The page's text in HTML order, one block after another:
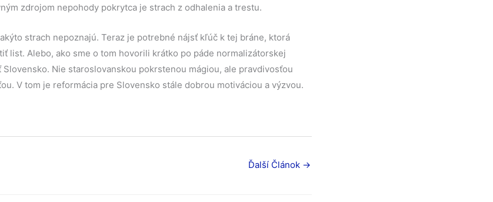
zdrojom nepohody pokrytca je strach z odhalenia a trestu.
strach nepoznajú. Teraz je potrebné nájsť kľúč k tej bráne, ktorá
list. Alebo, ako sme o tom hovorili krátko po páde normalizátorskej
Nie staroslovanskou pokrstenou mágiou, ale pravdivosťou
V tom je reformácia pre Slovensko stále dobrou motiváciou a výzvou.
Ďalší Článok →